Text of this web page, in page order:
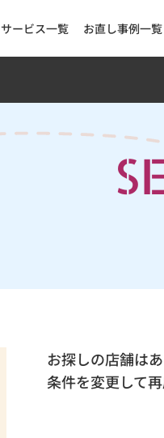
サービス一覧 お直し事例一覧
お探しの店舗はあ
条件を変更して